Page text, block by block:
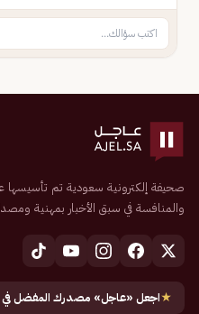
والمنافسة في سبق الأخبار بمهنية
★اجعل «عاجل» مصدرك المفضل